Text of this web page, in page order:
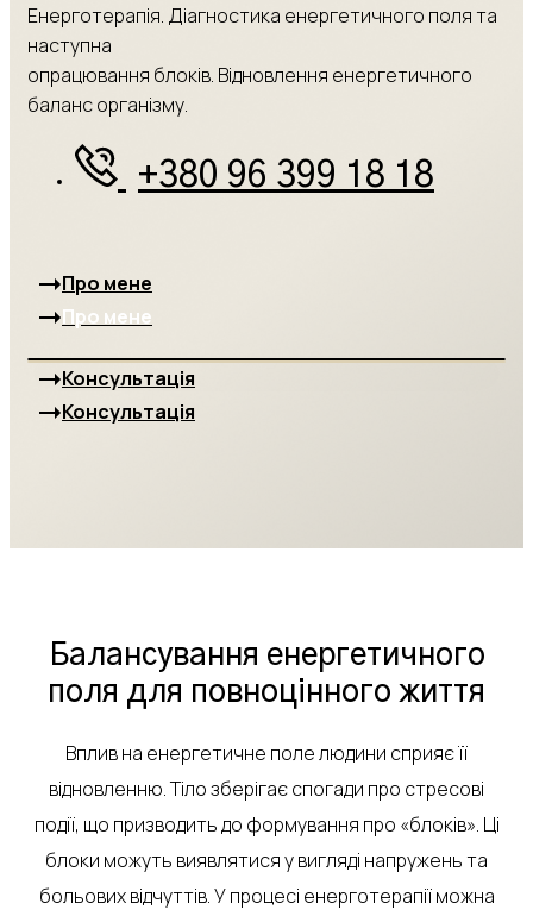
Енерготерапія. Діагностика енергетичного поля та
наступна
опрацювання блоків. Відновлення енергетичного
баланс організму.
+380 96 399 18 18
Про мене
Про мене
Консультація
Консультація
Балансування енергетичного
поля для повноцінного життя
Вплив на енергетичне поле людини сприяє її
відновленню. Тіло зберігає спогади про стресові
події, що призводить до формування про «блоків». Ці
блоки можуть виявлятися у вигляді напружень та
больових відчуттів. У процесі енерготерапії можна